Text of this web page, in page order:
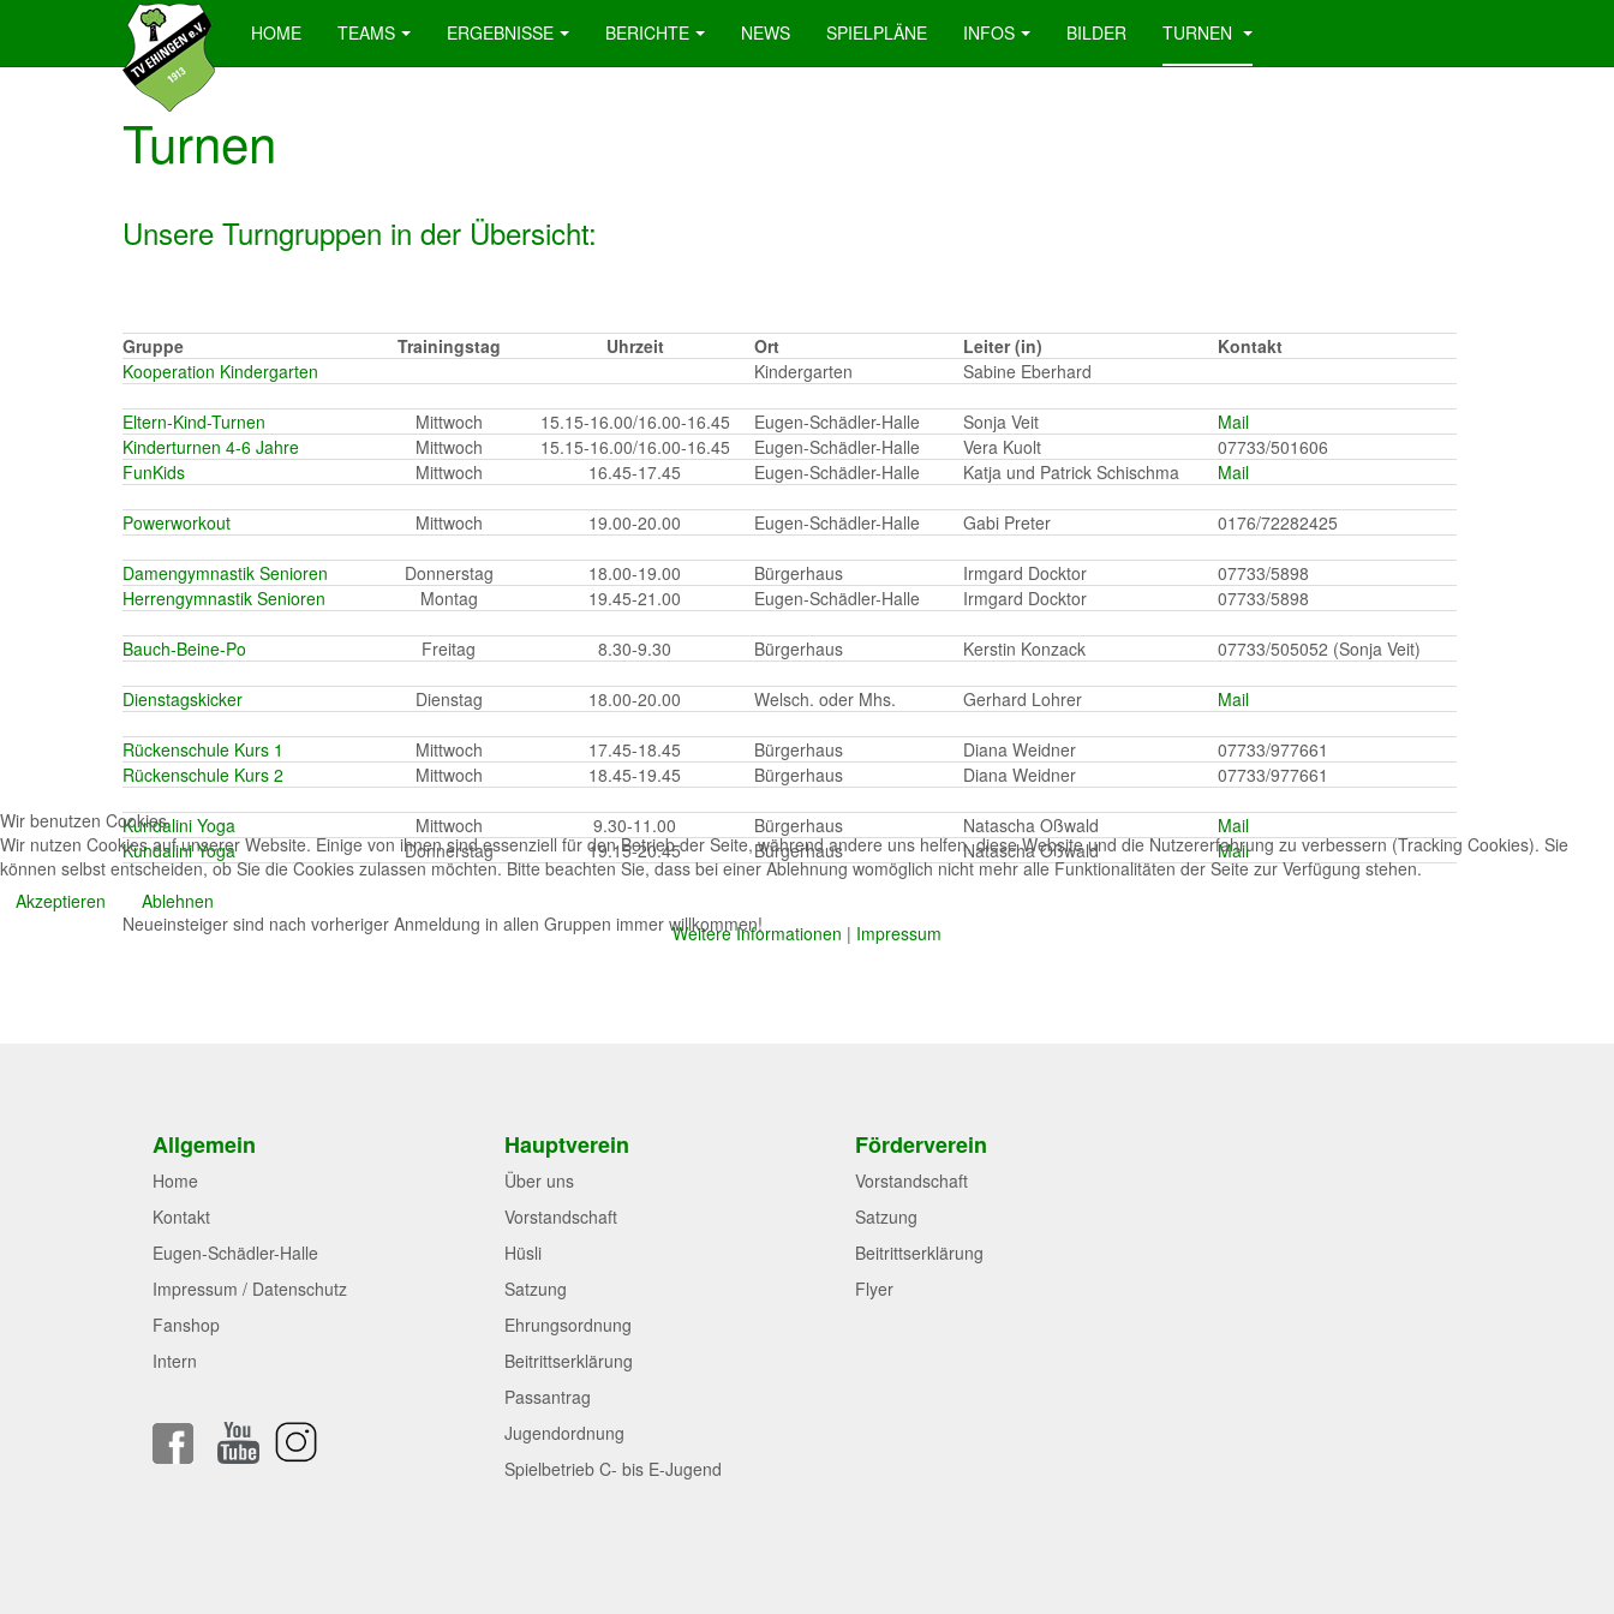
HOME TEAMS ERGEBNISSE BERICHTE NEWS SPIELPLÄNE INFOS BILDER TURNEN
Turnen
Unsere Turngruppen in der Übersicht:
Gruppe Trainingstag Uhrzeit Ort Leiter (in)
Kontakt
Kooperation Kindergarten
Kindergarten Sabine Eberhard
Eltern-Kind-Turnen Mittwoch 15.15-16.00/16.00-16.45 Eugen-Schädler-Halle Sonja Veit
Mail
Kinderturnen 4-6 Jahre
Mittwoch 15.15-16.00/16.00-16.45 Eugen-Schädler-Halle Vera Kuolt
07733/501606
FunKids
Mittwoch 16.45-17.45 Eugen-Schädler-Halle Katja und Patrick Schischma Mail
Powerworkout Mittwoch 19.00-20.00 Eugen-Schädler-Halle Gabi Preter 0176/72282425
Damengymnastik Senioren Donnerstag 18.00-19.00 Bürgerhaus Irmgard Docktor
07733/5898
Herrengymnastik Senioren
Montag 19.45-21.00 Eugen-Schädler-Halle Irmgard Docktor 07733/5898
Bauch-Beine-Po Freitag 8.30-9.30 Bürgerhaus Kerstin Konzack 07733/505052 (Sonja Veit)
Dienstagskicker Dienstag 18.00-20.00 Welsch. oder Mhs. Gerhard Lohrer Mail
Rückenschule Kurs 1 Mittwoch 17.45-18.45 Bürgerhaus Diana Weidner
07733/977661
Rückenschule Kurs 2
Mittwoch 18.45-19.45 Bürgerhaus Diana Weidner 07733/977661
Kundalini Yoga Mittwoch 9.30-11.00 Bürgerhaus Natascha Oßwald
Mail
Kundalini Yoga
Donnerstag 19.15-20.45 Bürgerhaus Natascha Oßwald Mail
Neueinsteiger sind nach vorheriger Anmeldung in allen Gruppen immer willkommen!
Allgemein
Home
Kontakt
Eugen-Schädler-Halle
Impressum / Datenschutz
Fanshop
Intern
Hauptverein
Über uns
Vorstandschaft
Hüsli
Satzung
Ehrungsordnung
Beitrittserklärung
Passantrag
Jugendordnung
Spielbetrieb C- bis E-Jugend
Förderverein
Vorstandschaft
Satzung
Beitrittserklärung
Flyer
Wir benutzen Cookies
Wir nutzen Cookies auf unserer Website. Einige von ihnen sind essenziell für den Betrieb der Seite, während andere uns helfen, diese Website und die Nutzererfahrung zu verbessern (Tracking Cookies). Sie
können selbst entscheiden, ob Sie die Cookies zulassen möchten. Bitte beachten Sie, dass bei einer Ablehnung womöglich nicht mehr alle Funktionalitäten der Seite zur Verfügung stehen.
Akzeptieren
Ablehnen
Weitere Informationen | Impressum